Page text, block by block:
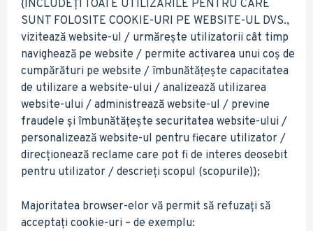
{INCLUDEȚI TOATE UTILIZĂRILE PENTRU CARE
SUNT FOLOSITE COOKIE-URI PE WEBSITE-UL DVS.,
vizitează website-ul / urmărește utilizatorii cât timp
navighează pe website / permite activarea unui coș de
cumpărături pe website / îmbunătățește capacitatea
de utilizare a website-ului / analizează utilizarea
website-ului / administrează website-ul / previne
fraudele și îmbunătățește securitatea website-ului /
personalizează website-ul pentru fiecare utilizator /
direcționează reclame care pot fi de interes deosebit
pentru utilizator / descrieți scopul (scopurile)};
Majoritatea browser-elor vă permit să refuzați să
acceptați cookie-uri – de exemplu: